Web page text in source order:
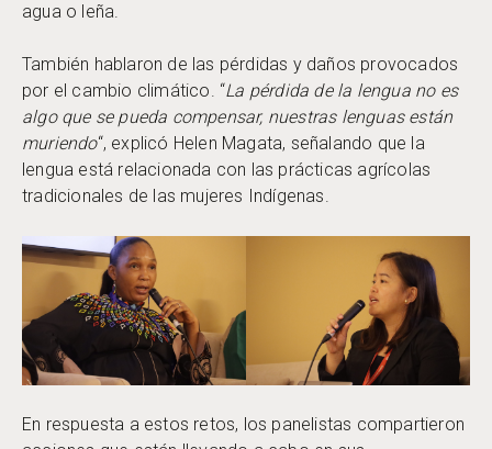
agua o leña.
También hablaron de las pérdidas y daños provocados
por el cambio climático. “La pérdida de la lengua no es
algo que se pueda compensar, nuestras lenguas están
muriendo“, explicó Helen Magata, señalando que la
lengua está relacionada con las prácticas agrícolas
tradicionales de las mujeres Indígenas.
En respuesta a estos retos, los panelistas compartieron